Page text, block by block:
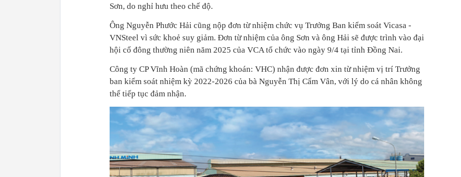
Sơn, do nghỉ hưu theo chế độ.
Ông Nguyễn Phước Hải cũng nộp đơn từ nhiệm chức vụ Trưởng Ban kiểm soát Vicasa -
VNSteel vì sức khoẻ suy giảm. Đơn từ nhiệm của ông Sơn và ông Hải sẽ được trình vào đại
hội cổ đông thường niên năm 2025 của VCA tổ chức vào ngày 9/4 tại tỉnh Đồng Nai.
Công ty CP Vĩnh Hoàn (mã chứng khoán: VHC) nhận được đơn xin từ nhiệm vị trí Trưởng
ban kiểm soát nhiệm kỳ 2022-2026 của bà Nguyễn Thị Cẩm Vân, với lý do cá nhân không
thể tiếp tục đảm nhận.